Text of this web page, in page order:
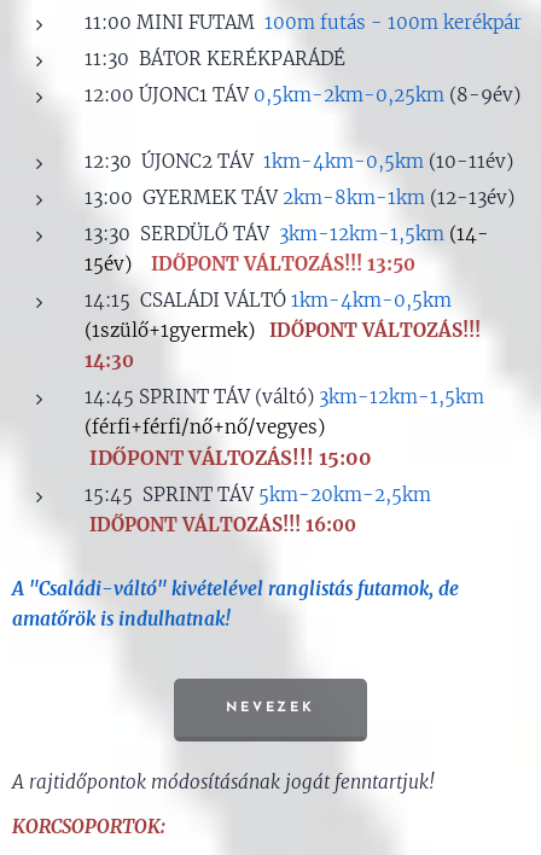
11:00 MINI FUTAM 100m futás - 100m kerékpár
11:30 BÁTOR KERÉKPARÁDÉ
12:00 ÚJONC1 TÁV 0,5km-2km-0,25km (8-9év)
12:30 ÚJONC2 TÁV 1km-4km-0,5km (10-11év)
13:00 GYERMEK TÁV 2km-8km-1km (12-13év)
13:30 SERDÜLŐ TÁV 3km-12km-1,5km (14-
15év) IDŐPONT VÁLTOZÁS!!! 13:50
14:15 CSALÁDI VÁLTÓ 1km-4km-0,5km
(1szülő+1gyermek) IDŐPONT VÁLTOZÁS!!!
14:30
14:45 SPRINT TÁV (váltó) 3km-12km-1,5km
(férfi+férfi/nő+nő/vegyes)
IDŐPONT VÁLTOZÁS!!! 15:00
15:45 SPRINT TÁV 5km-20km-2,5km
IDŐPONT VÁLTOZÁS!!! 16:00
A "Családi-váltó" kivételével ranglistás futamok, de
amatőrök is indulhatnak!
NEVEZEK
A rajtidőpontok módosításának jogát fenntartjuk!
KORCSOPORTOK: